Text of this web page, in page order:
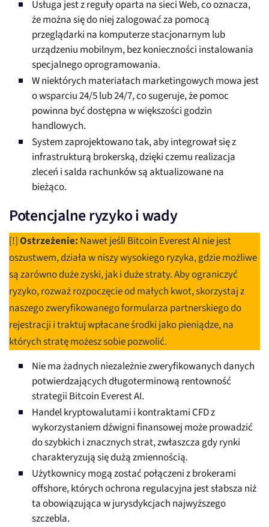
Usługa jest z reguły oparta na sieci Web, co oznacza,
że można się do niej zalogować za pomocą
przeglądarki na komputerze stacjonarnym lub
urządzeniu mobilnym, bez konieczności instalowania
specjalnego oprogramowania.
W niektórych materiałach marketingowych mowa jest
o wsparciu 24/5 lub 24/7, co sugeruje, że pomoc
powinna być dostępna w większości godzin
handlowych.
System zaprojektowano tak, aby integrował się z
infrastrukturą brokerską, dzięki czemu realizacja
zleceń i salda rachunków są aktualizowane na
bieżąco.
Potencjalne ryzyko i wady
[!]Ostrzeżenie: Nawet jeśli Bitcoin Everest AI nie jest
oszustwem, działa w niszy wysokiego ryzyka, gdzie możliwe
są zarówno duże zyski, jak i duże straty. Aby ograniczyć
ryzyko, rozważ rozpoczęcie od małych kwot, skorzystaj z
naszego zweryfikowanego formularza partnerskiego do
rejestracji i traktuj wpłacane środki jako pieniądze, na
których stratę możesz sobie pozwolić.
Nie ma żadnych niezależnie zweryfikowanych danych
potwierdzających długoterminową rentowność
strategii Bitcoin Everest AI.
Handel kryptowalutami i kontraktami CFD z
wykorzystaniem dźwigni finansowej może prowadzić
do szybkich i znacznych strat, zwłaszcza gdy rynki
charakteryzują się dużą zmiennością.
Użytkownicy mogą zostać połączeni z brokerami
offshore, których ochrona regulacyjna jest słabsza niż
ta obowiązująca w jurysdykcjach najwyższego
szczebla.